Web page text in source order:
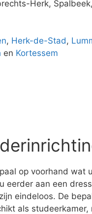
Herk,
, Herk-de-Stad ,
en Kortessem
op voorhand
eerder aan een
eindeloos. De
als